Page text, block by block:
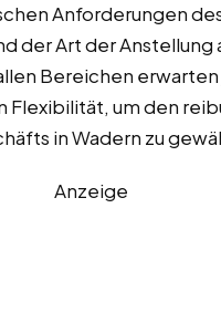
Anforderungen
der Art der Anstellung
Bereichen
Flexibilität, um den
in Wadern zu
Anzeige